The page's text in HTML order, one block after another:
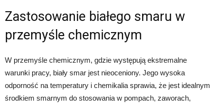
Zastosowanie białego smaru w
przemyśle chemicznym
W przemyśle chemicznym, gdzie występują ekstremalne
warunki pracy, biały smar jest nieoceniony. Jego wysoka
odporność na temperatury i chemikalia sprawia, że jest idealnym
środkiem smarnym do stosowania w pompach, zaworach,